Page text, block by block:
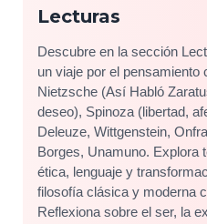
Lecturas
Descubre en la sección
un viaje por el pensamiento
Nietzsche (Así Habló
deseo), Spinoza (libertad,
Deleuze, Wittgenstein,
Borges, Unamuno. Explora
ética, lenguaje y
filosofía clásica y moderna
Reflexiona sobre el ser, la